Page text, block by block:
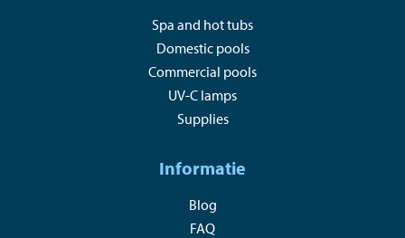
Spa and hot tubs
Domestic pools
Commercial pools
UV-C lamps
Supplies
Informatie
Blog
FAQ